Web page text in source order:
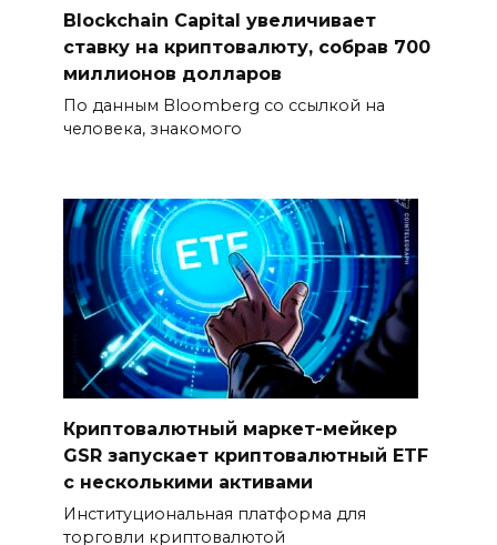
Blockchain Capital увеличивает
ставку на криптовалюту, собрав 700
миллионов долларов
По данным Bloomberg со ссылкой на
человека, знакомого
Криптовалютный маркет-мейкер
GSR запускает криптовалютный ETF
с несколькими активами
Институциональная платформа для
торговли криптовалютой